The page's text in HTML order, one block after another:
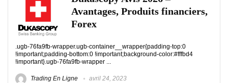
Avantages, Produits financiers,
Forex
.ugb-76fa9fb-wrapper.ugb-container__wrapper{padding-top:0
!important;padding-bottom:0 !important;background-color:#fffbd4
!important}.ugb-76fa9fb-wrapper ...
Trading En Ligne avril 24, 2023